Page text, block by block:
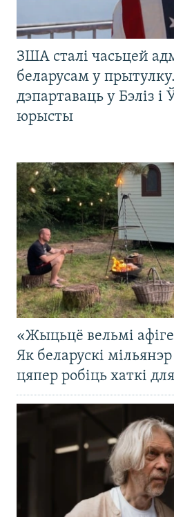
ЗША сталі часьцей
беларусам у
дэпартаваць у Бэліз
юрысты
«Жыцьцё вельмі
Як беларускі мільянэр
цяпер робіць хаткі